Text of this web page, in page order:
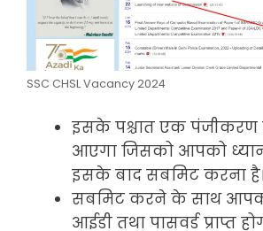
SSC CHSL Vacancy 2024
इसके पश्चात एक
आएगा जिसको आपको
इसके बाद सबमिट करना है।
सबमिट करने के साथ
आईडी तथा पासवर्ड प्राप्त